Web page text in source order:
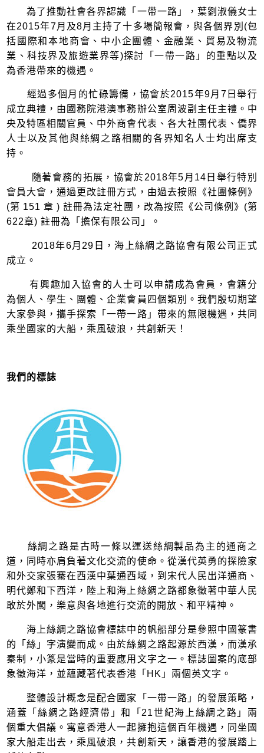
為了推動社會各界認識「一帶一路」，葉劉淑儀女士
在2015年7月及8月主持了十多場簡報會，與各個界別(包
括國際和本地商會、中小企團體、金融業、貿易及物流
業、科技界及旅遊業界等)探討「一帶一路」的重點以及
為香港帶來的機遇。
經過多個月的忙碌籌備，協會於2015年9月7日舉行
成立典禮，由國務院港澳事務辦公室周波副主任主禮。中
央及特區相關官員、中外商會代表、各大社團代表、僑界
人士以及其他與絲綢之路相關的各界知名人士均出席支
持。
隨著會務的拓展，協會於2018年5月14日舉行特別
會員大會，通過更改註冊方式，由過去按照《社團條例》
(第 151 章 ) 註冊為法定社團，改為按照《公司條例》(第
622章) 註冊為「擔保有限公司」。
2018年6月29日，海上絲綢之路協會有限公司正式
成立。
有興趣加入協會的人士可以申請成為會員，會籍分
為個人、學生、團體、企業會員四個類別。我們殷切期望
大家參與，攜手探索「一帶一路」帶來的無限機遇，共同
乘坐國家的大船，乘風破浪，共創新天！
我們的標誌
絲綢之路是古時一條以運送絲綢製品為主的通商之
道，同時亦肩負著文化交流的使命。從漢代英勇的探險家
和外交家張騫在西漢中葉通西域，到宋代人民出洋通商、
明代鄭和下西洋，陸上和海上絲綢之路都象徵著中華人民
敢於外闖，樂意與各地進行交流的開放、和平精神。
海上絲綢之路協會標誌中的帆船部分是參照中國篆書
的「絲」字演變而成。由於絲綢之路起源於西漢，而漢承
秦制，小篆是當時的重要應用文字之一。標誌圖案的底部
象徵海洋，並蘊藏著代表香港「HK」兩個英文字。
整體設計概念是配合國家「一帶一路」的發展策略，
涵蓋「絲綢之路經濟帶」和「21世紀海上絲綢之路」兩
個重大倡議。寓意香港人一起擁抱這個百年機遇，同坐國
家大船走出去，乘風破浪，共創新天，讓香港的發展踏上